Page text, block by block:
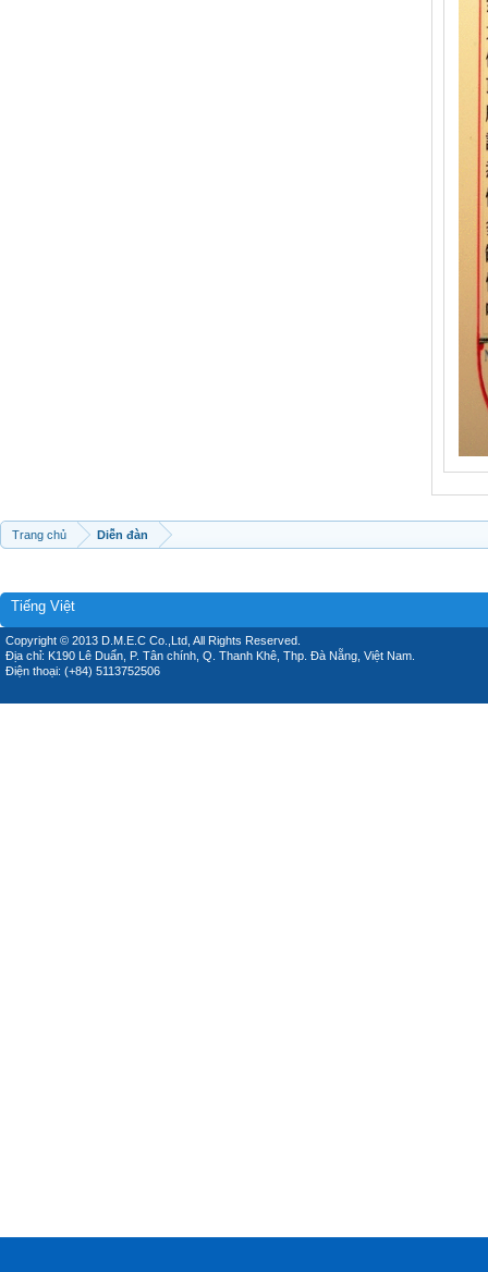
Trang chủ Diễn đàn
Tiếng Việt
Copyright © 2013 D.M.E.C Co.,Ltd, All Rights Reserved.
Địa chỉ: K190 Lê Duẩn, P. Tân chính, Q. Thanh Khê, Thp. Đà Nẵng, Việt Nam.
Điện thoại: (+84) 5113752506